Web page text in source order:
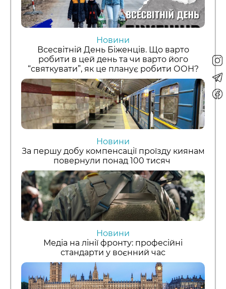
Новини
Всесвітній День Біженців. Що варто
робити в цей день та чи варто його
“святкувати”, як це планує робити ООН?
Новини
За першу добу компенсації проїзду киянам
повернули понад 100 тисяч
Новини
Медіа на лінії фронту: професійні
стандарти у воєнний час